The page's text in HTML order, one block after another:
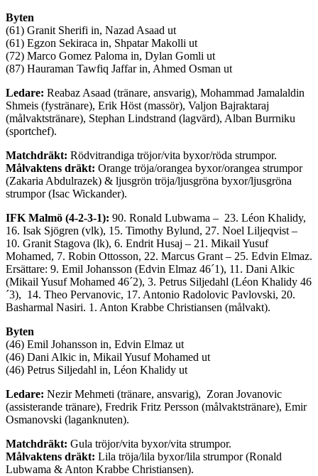
Byten
(61) Granit Sherifi in, Nazad Asaad ut
(61) Egzon Sekiraca in, Shpatar Makolli ut
(72) Marco Gomez Paloma in, Dylan Gomli ut
(87) Hauraman Tawfiq Jaffar in, Ahmed Osman ut
Ledare: Reabaz Asaad (tränare, ansvarig), Mohammad Jamalaldin
Shmeis (fystränare), Erik Höst (massör), Valjon Bajraktaraj
(målvaktstränare), Stephan Lindstrand (lagvärd), Alban Burrniku
(sportchef).
Matchdräkt: Rödvitrandiga tröjor/vita byxor/röda strumpor.
Målvaktens dräkt: Orange tröja/orangea byxor/orangea strumpor
(Zakaria Abdulrazek) & ljusgrön tröja/ljusgröna byxor/ljusgröna
strumpor (Isac Wickander).
IFK Malmö (4-2-3-1): 90. Ronald Lubwama – 23. Léon Khalidy,
16. Isak Sjögren (vlk), 15. Timothy Bylund, 27. Noel Liljeqvist –
10. Granit Stagova (lk), 6. Endrit Husaj – 21. Mikail Yusuf
Mohamed, 7. Robin Ottosson, 22. Marcus Grant – 25. Edvin Elmaz.
Ersättare: 9. Emil Johansson (Edvin Elmaz 46´1), 11. Dani Alkic
(Mikail Yusuf Mohamed 46´2), 3. Petrus Siljedahl (Léon Khalidy 46
´3), 14. Theo Pervanovic, 17. Antonio Radolovic Pavlovski, 20.
Basharmal Nasiri. 1. Anton Krabbe Christiansen (målvakt).
Byten
(46) Emil Johansson in, Edvin Elmaz ut
(46) Dani Alkic in, Mikail Yusuf Mohamed ut
(46) Petrus Siljedahl in, Léon Khalidy ut
Ledare: Nezir Mehmeti (tränare, ansvarig), Zoran Jovanovic
(assisterande tränare), Fredrik Fritz Persson (målvaktstränare), Emir
Osmanovski (laganknuten).
Matchdräkt: Gula tröjor/vita byxor/vita strumpor.
Målvaktens dräkt: Lila tröja/lila byxor/lila strumpor (Ronald
Lubwama & Anton Krabbe Christiansen).